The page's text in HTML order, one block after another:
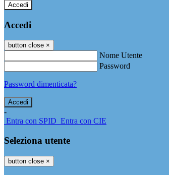
Accedi
Accedi
button close ×
Nome Utente
Password
Password dimenticata?
-
Entra con SPID Entra con CIE
Seleziona utente
button close ×